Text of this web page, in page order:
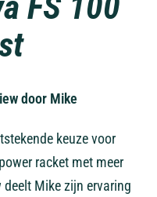
door Mike
keuze voor
racket met meer
Mike zijn ervaring